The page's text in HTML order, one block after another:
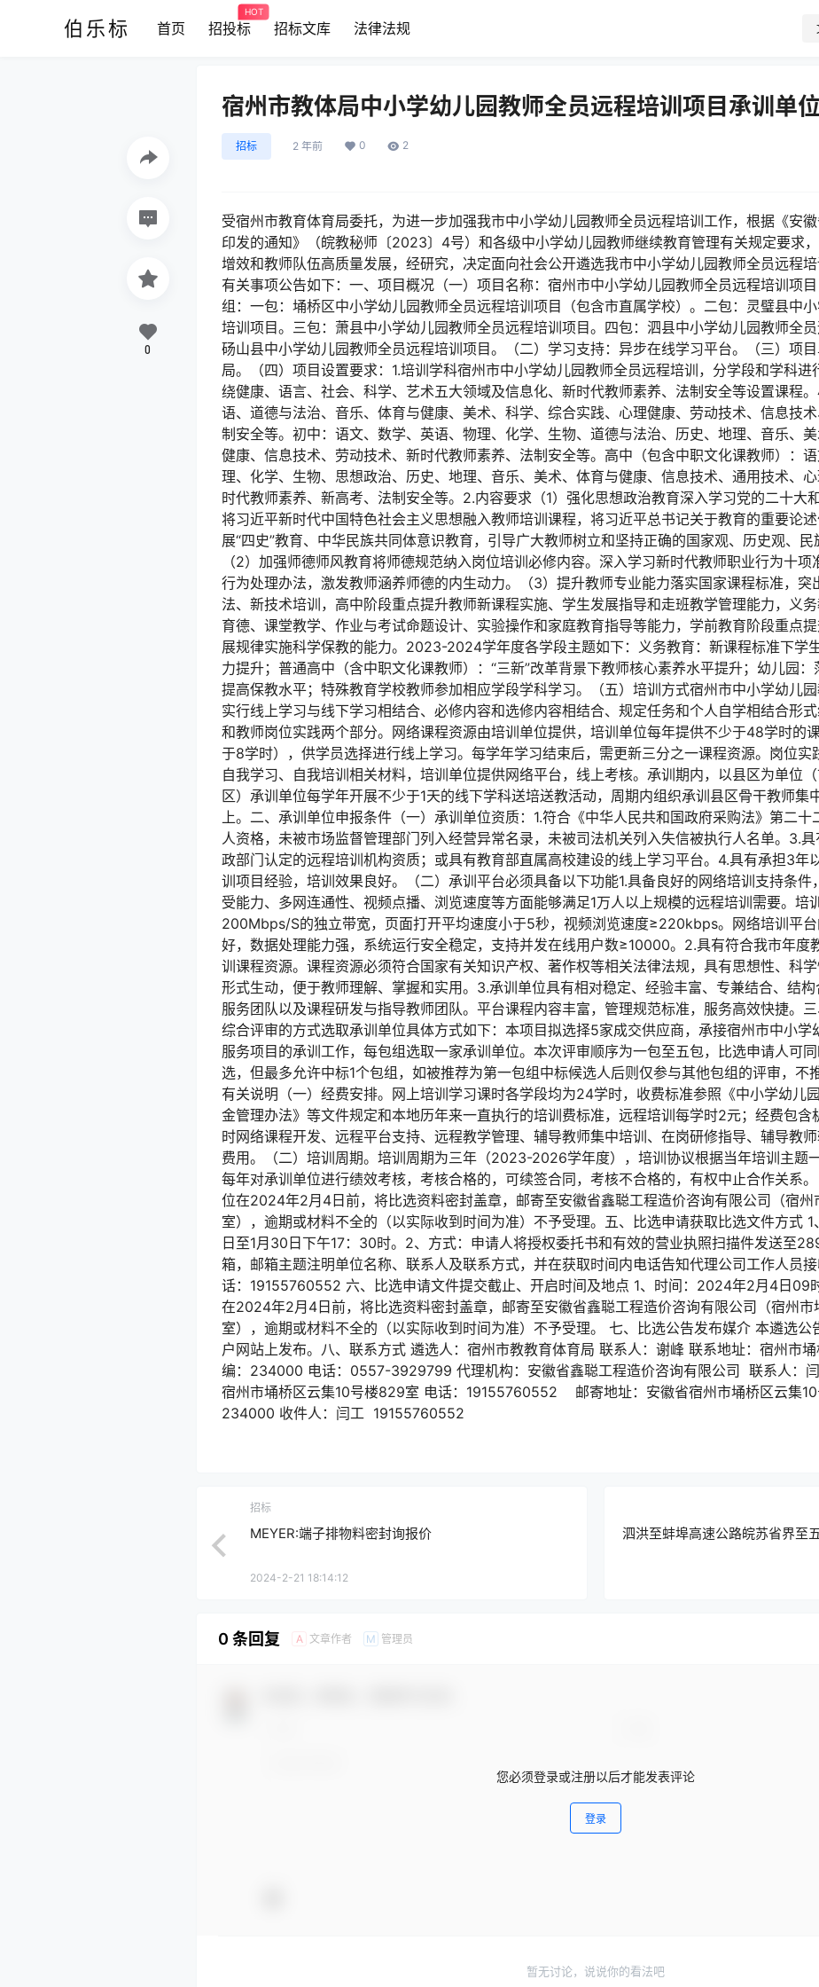
伯乐标 首页 招投标
HOT
招标文库 法律法规
宿州市教体局中小学幼儿园教师全员远程培训项目承训单
招标 2 年前 0 2
受宿州市教育体育局委托，为进一步加强我市中小学幼儿园教师全员远程培训工作，根据《安
印发的通知》（皖教秘师〔2023〕4号）和各级中小学幼儿园教师继续教育管理有关规定要求
增效和教师队伍高质量发展，经研究，决定面向社会公开遴选我市中小学幼儿园教师全员远程
有关事项公告如下：一、项目概况（一）项目名称：宿州市中小学幼儿园教师全员远程培训项
组：一包：埇桥区中小学幼儿园教师全员远程培训项目（包含市直属学校）。二包：灵璧县中
培训项目。三包：萧县中小学幼儿园教师全员远程培训项目。四包：泗县中小学幼儿园教师全员
砀山县中小学幼儿园教师全员远程培训项目。（二）学习支持：异步在线学习平台。（三）项
局。（四）项目设置要求：1.培训学科宿州市中小学幼儿园教师全员远程培训，分学段和学科进
绕健康、语言、社会、科学、艺术五大领域及信息化、新时代教师素养、法制安全等设置课程
语、道德与法治、音乐、体育与健康、美术、科学、综合实践、心理健康、劳动技术、信息技
制安全等。初中：语文、数学、英语、物理、化学、生物、道德与法治、历史、地理、音乐、
健康、信息技术、劳动技术、新时代教师素养、法制安全等。高中（包含中职文化课教师）：
理、化学、生物、思想政治、历史、地理、音乐、美术、体育与健康、信息技术、通用技术、
时代教师素养、新高考、法制安全等。2.内容要求（1）强化思想政治教育深入学习党的二十大
将习近平新时代中国特色社会主义思想融入教师培训课程，将习近平总书记关于教育的重要论
展“四史”教育、中华民族共同体意识教育，引导广大教师树立和坚持正确的国家观、历史观、民
（2）加强师德师风教育将师德规范纳入岗位培训必修内容。深入学习新时代教师职业行为十
行为处理办法，激发教师涵养师德的内生动力。（3）提升教师专业能力落实国家课程标准，突
法、新技术培训，高中阶段重点提升教师新课程实施、学生发展指导和走班教学管理能力，义
育德、课堂教学、作业与考试命题设计、实验操作和家庭教育指导等能力，学前教育阶段重点
展规律实施科学保教的能力。2023-2024学年度各学段主题如下：义务教育：新课程标准下学
力提升；普通高中（含中职文化课教师）：“三新”改革背景下教师核心素养水平提升；幼儿园
提高保教水平；特殊教育学校教师参加相应学段学科学习。（五）培训方式宿州市中小学幼儿
实行线上学习与线下学习相结合、必修内容和选修内容相结合、规定任务和个人自学相结合形
和教师岗位实践两个部分。网络课程资源由培训单位提供，培训单位每年提供不少于48学时的
于8学时），供学员选择进行线上学习。每学年学习结束后，需更新三分之一课程资源。岗位实
自我学习、自我培训相关材料，培训单位提供网络平台，线上考核。承训期内，以县区为单位
区）承训单位每学年开展不少于1天的线下学科送培送教活动，周期内组织承训县区骨干教师集
上。二、承训单位申报条件（一）承训单位资质：1.符合《中华人民共和国政府采购法》第二十
人资格，未被市场监督管理部门列入经营异常名录，未被司法机关列入失信被执行人名单。3.
政部门认定的远程培训机构资质；或具有教育部直属高校建设的线上学习平台。4.具有承担3年
训项目经验，培训效果良好。（二）承训平台必须具备以下功能1.具备良好的网络培训支持条
受能力、多网连通性、视频点播、浏览速度等方面能够满足1万人以上规模的远程培训需要。培
200Mbps/S的独立带宽，页面打开平均速度小于5秒，视频浏览速度≥220kbps。网络培训平
好，数据处理能力强，系统运行安全稳定，支持并发在线用户数≥10000。2.具有符合我市年度
训课程资源。课程资源必须符合国家有关知识产权、著作权等相关法律法规，具有思想性、科学
形式生动，便于教师理解、掌握和实用。3.承训单位具有相对稳定、经验丰富、专兼结合、结
服务团队以及课程研发与指导教师团队。平台课程内容丰富，管理规范标准，服务高效快捷。
综合评审的方式选取承训单位具体方式如下：本项目拟选择5家成交供应商，承接宿州市中小学
服务项目的承训工作，每包组选取一家承训单位。本次评审顺序为一包至五包，比选申请人可
选，但最多允许中标1个包组，如被推荐为第一包组中标候选人后则仅参与其他包组的评审，不
有关说明（一）经费安排。网上培训学习课时各学段均为24学时，收费标准参照《中小学幼儿
金管理办法》等文件规定和本地历年来一直执行的培训费标准，远程培训每学时2元；经费包含
时网络课程开发、远程平台支持、远程教学管理、辅导教师集中培训、在岗研修指导、辅导教
费用。（二）培训周期。培训周期为三年（2023-2026学年度），培训协议根据当年培训主题
每年对承训单位进行绩效考核，考核合格的，可续签合同，考核不合格的，有权中止合作关系
位在2024年2月4日前，将比选资料密封盖章，邮寄至安徽省鑫聪工程造价咨询有限公司（宿
室），逾期或材料不全的（以实际收到时间为准）不予受理。五、比选申请获取比选文件方式
日至1月30日下午17：30时。2、方式：申请人将授权委托书和有效的营业执照扫描件发送至
箱，邮箱主题注明单位名称、联系人及联系方式，并在获取时间内电话告知代理公司工作人员
话：19155760552 六、比选申请文件提交截止、开启时间及地点 1、时间：2024年2月4日09
在2024年2月4日前，将比选资料密封盖章，邮寄至安徽省鑫聪工程造价咨询有限公司（宿州
室），逾期或材料不全的（以实际收到时间为准）不予受理。 七、比选公告发布媒介 本遴选公
户网站上发布。八、联系方式 遴选人：宿州市教教育体育局 联系人：谢峰 联系地址：宿州市
编：234000 电话：0557-3929799 代理机构：安徽省鑫聪工程造价咨询有限公司 联系人：
宿州市埇桥区云集10号楼829室 电话：19155760552 邮寄地址：安徽省宿州市埇桥区云集
234000 收件人：闫工 19155760552
0
招标
MEYER:端子排物料密封询报价
2024-2-21 18:14:12
泗洪至蚌埠高速公路皖苏省界至
0 条回复 A 文章作者 M 管理员
您必须登录或注册以后才能发表评论
登录
暂无讨论，说说你的看法吧